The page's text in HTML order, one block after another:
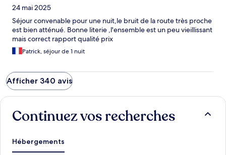
24 mai 2025
Séjour convenable pour une nuit,le bruit de la route très proche
est bien atténué. Bonne literie ,l'ensemble est un peu vieillissant
mais correct rapport qualité prix
Patrick, séjour de 1 nuit
Afficher 340 avis
Continuez vos recherches
Hébergements